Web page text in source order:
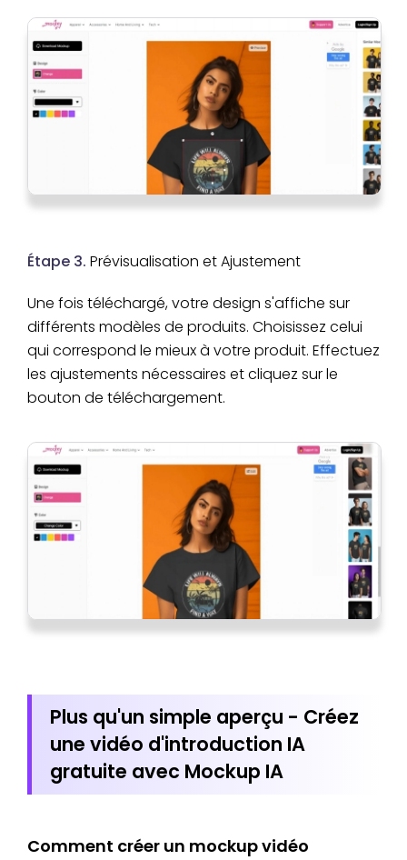
Étape 3. Prévisualisation et Ajustement
Une fois téléchargé, votre design s'affiche sur
différents modèles de produits. Choisissez celui
qui correspond le mieux à votre produit. Effectuez
les ajustements nécessaires et cliquez sur le
bouton de téléchargement.
Plus qu'un simple aperçu - Créez
une vidéo d'introduction IA
gratuite avec Mockup IA
Comment créer un mockup vidéo